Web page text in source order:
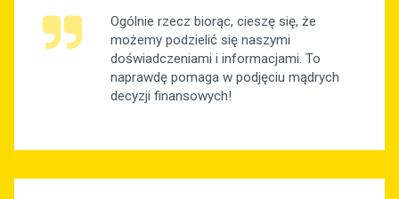
Ogólnie rzecz biorąc, cieszę się, że
możemy podzielić się naszymi
doświadczeniami i informacjami. To
naprawdę pomaga w podjęciu mądrych
decyzji finansowych!